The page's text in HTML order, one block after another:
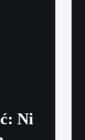
Ni